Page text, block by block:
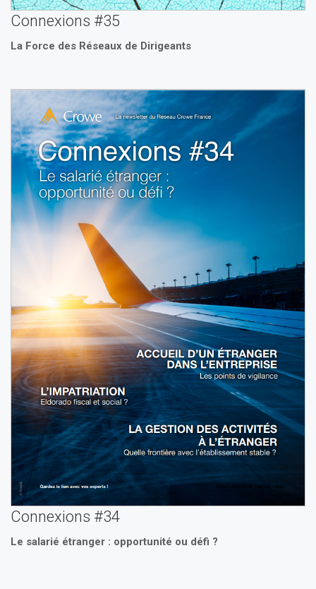
Connexions #35
La Force des Réseaux de Dirigeants
Connexions #34
Le salarié étranger : opportunité ou défi ?